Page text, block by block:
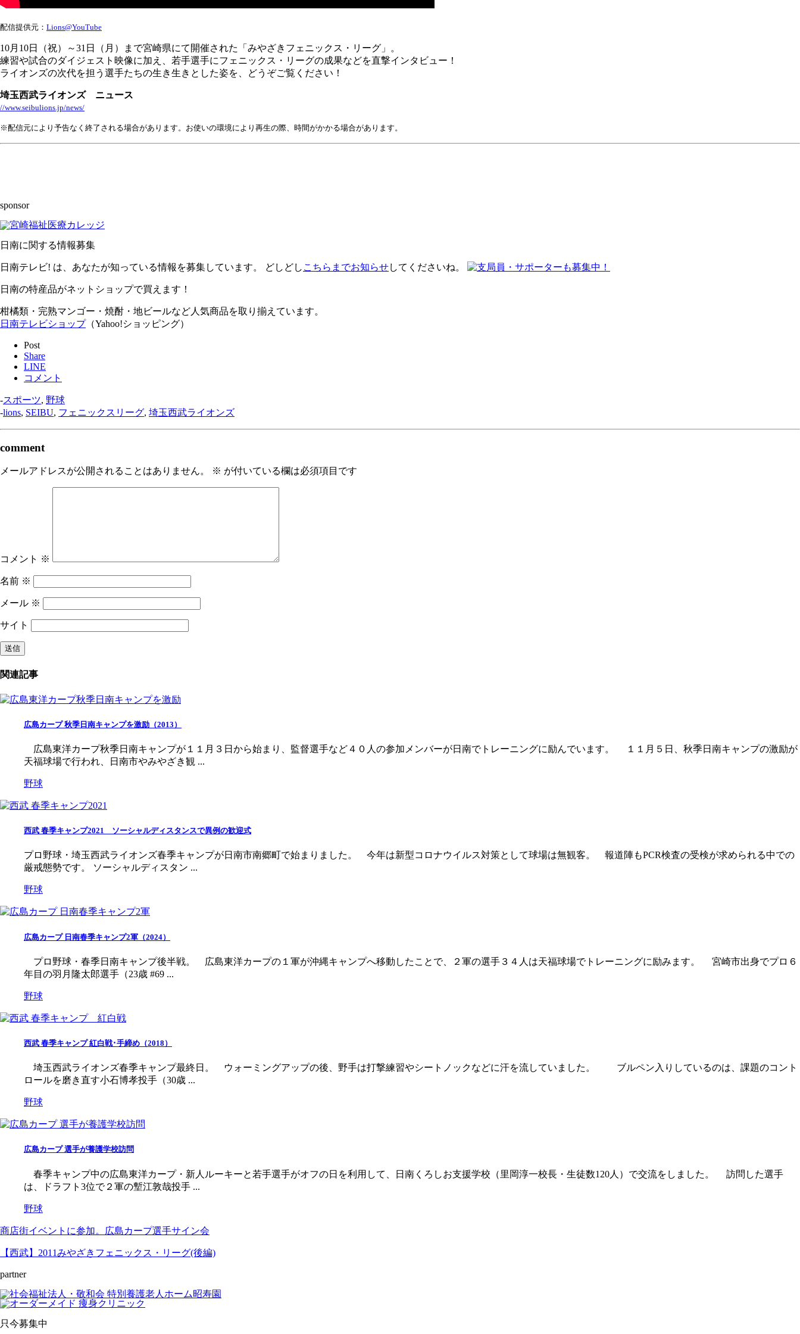
配信提供元： Lions@YouTube
10月10日（祝）～31日（月）まで宮崎県にて開催された「みやざきフェニックス・リーグ」。
練習や試合のダイジェスト映像に加え、若手選手にフェニックス・リーグの成果などを直撃インタビュー！
ライオンズの次代を担う選手たちの生き生きとした姿を、どうぞご覧ください！
埼玉西武ライオンズ ニュース
//www.seibulions.jp/news/
※配信元により予告なく終了される場合があります。お使いの環境により再生の際、時間がかかる場合があります。
sponsor
日南に関する情報募集
日南テレビ! は、あなたが知っている情報を募集しています。 どしどし こちらまでお知らせしてくださいね。
日南の特産品がネットショップで買えます！
柑橘類・完熟マンゴー・焼酎・地ビールなど人気商品を取り揃えています。
日南テレビショップ（Yahoo!ショッピング）
Post
Share
LINE
コメント
-スポーツ, 野球
-lions, SEIBU, フェニックスリーグ, 埼玉西武ライオンズ
comment
メールアドレスが公開されることはありません。 ※ が付いている欄は必須項目です
コメント ※
名前 ※
メール ※
サイト
関連記事
広島カープ 秋季日南キャンプを激励（2013）
広島東洋カープ秋季日南キャンプが１１月３日から始まり、監督選手など４０人の参加メンバーが日南でトレーニングに励んでいます。 １１月５日、秋季日南キャンプの激励が
天福球場で行われ、日南市やみやざき観 ...
野球
西武 春季キャンプ2021 ソーシャルディスタンスで異例の歓迎式
プロ野球・埼玉西武ライオンズ春季キャンプが日南市南郷町で始まりました。 今年は新型コロナウイルス対策として球場は無観客。 報道陣もPCR検査の受検が求められる中での
厳戒態勢です。 ソーシャルディスタン ...
野球
広島カープ 日南春季キャンプ2軍（2024）
プロ野球・春季日南キャンプ後半戦。 広島東洋カープの１軍が沖縄キャンプへ移動したことで、２軍の選手３４人は天福球場でトレーニングに励みます。 宮崎市出身でプロ６
年目の羽月隆太郎選手（23歳 #69 ...
野球
西武 春季キャンプ 紅白戦･手締め（2018）
埼玉西武ライオンズ春季キャンプ最終日。 ウォーミングアップの後、野手は打撃練習やシートノックなどに汗を流していました。 ブルペン入りしているのは、課題のコント
ロールを磨き直す小石博孝投手（30歳 ...
野球
広島カープ 選手が養護学校訪問
春季キャンプ中の広島東洋カープ・新人ルーキーと若手選手がオフの日を利用して、日南くろしお支援学校（里岡淳一校長・生徒数120人）で交流をしました。 訪問した選手
は、ドラフト3位で２軍の塹江敦哉投手 ...
野球
商店街イベントに参加。広島カープ選手サイン会
【西武】2011みやざきフェニックス・リーグ(後編)
partner
只今募集中